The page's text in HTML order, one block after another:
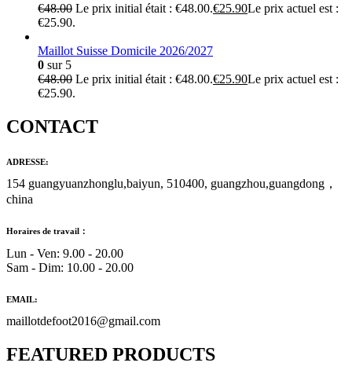
€48.00 Le prix initial était : €48.00.€25.90Le prix actuel est :
€25.90.
Maillot Suisse Domicile 2026/2027
0 sur 5
€48.00 Le prix initial était : €48.00.€25.90Le prix actuel est :
€25.90.
CONTACT
ADRESSE:
154 guangyuanzhonglu,baiyun, 510400, guangzhou,guangdong，
china
Horaires de travail：
Lun - Ven: 9.00 - 20.00
Sam - Dim: 10.00 - 20.00
EMAIL:
maillotdefoot2016@gmail.com
FEATURED PRODUCTS